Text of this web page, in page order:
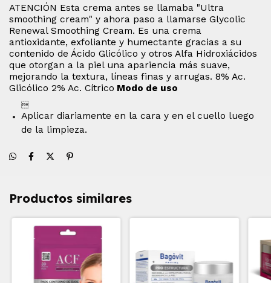
ATENCIÓN Esta crema antes se llamaba "Ultra
smoothing cream" y ahora paso a llamarse Glycolic
Renewal Smoothing Cream. Es una crema
antioxidante, exfoliante y humectante gracias a su
contenido de Ácido Glicólico y otros Alfa Hidroxiácidos
que otorgan a la piel una apariencia más suave,
mejorando la textura, líneas finas y arrugas. 8% Ac.
Glicólico 2% Ac. Cítrico Modo de uso

Aplicar diariamente en la cara y en el cuello luego
de la limpieza.
Productos similares